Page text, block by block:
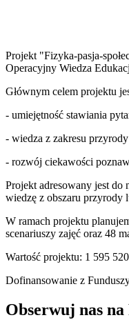
Projekt "Fizyka-pasja-
Operacyjny Wiedza
Głównym celem projektu
- umiejętność stawiania
- wiedza z zakresu
- rozwój ciekawości
Projekt adresowany jest do
wiedzę z obszaru przyrody
W ramach projektu
scenariuszy zajęć oraz 48
Wartość projektu: 1 595
Dofinansowanie z
Obserwuj nas na